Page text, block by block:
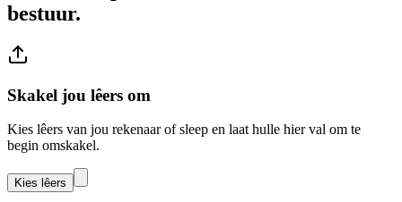
bestuur.
Skakel jou lêers om
Kies lêers van jou rekenaar of sleep en laat hulle hier val om te
begin omskakel.
Kies lêers